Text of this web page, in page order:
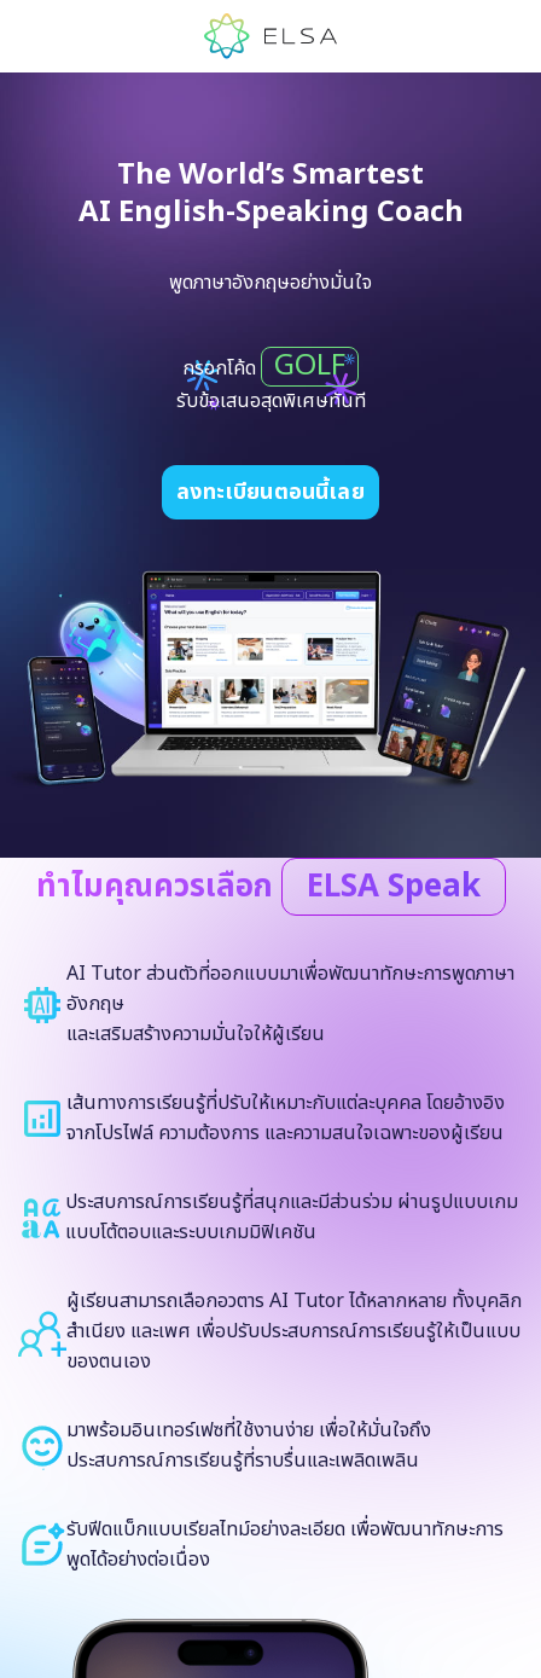
The World’s Smartest
AI English-Speaking Coach
พูดภาษาอังกฤษอย่างมั่นใจ
กรอกโค้ด GOLF
รับข้อเสนอสุดพิเศษทันที
ลงทะเบียนตอนนี้เลย
ทำไมคุณควรเลือก ELSA Speak
AI Tutor ส่วนตัวที่ออกแบบมาเพื่อพัฒนาทักษะการพูดภาษา
อังกฤษ
และเสริมสร้างความมั่นใจให้ผู้เรียน
เส้นทางการเรียนรู้ที่ปรับให้เหมาะกับแต่ละบุคคล โดยอ้างอิง
จากโปรไฟล์ ความต้องการ และความสนใจเฉพาะของผู้เรียน
ประสบการณ์การเรียนรู้ที่สนุกและมีส่วนร่วม ผ่านรูปแบบเกม
แบบโต้ตอบและระบบเกมมิฟิเคชัน
ผู้เรียนสามารถเลือกอวตาร AI Tutor ได้หลากหลาย ทั้งบุคลิก
สำเนียง และเพศ เพื่อปรับประสบการณ์การเรียนรู้ให้เป็นแบบ
ของตนเอง
มาพร้อมอินเทอร์เฟซที่ใช้งานง่าย เพื่อให้มั่นใจถึง
ประสบการณ์การเรียนรู้ที่ราบรื่นและเพลิดเพลิน
รับฟีดแบ็กแบบเรียลไทม์อย่างละเอียด เพื่อพัฒนาทักษะการ
พูดได้อย่างต่อเนื่อง